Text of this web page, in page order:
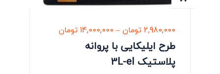
2,980,000تومان –
14,000,000تومان
طرح ایلیکایی با پروانه
پلاستیک 3L-eI